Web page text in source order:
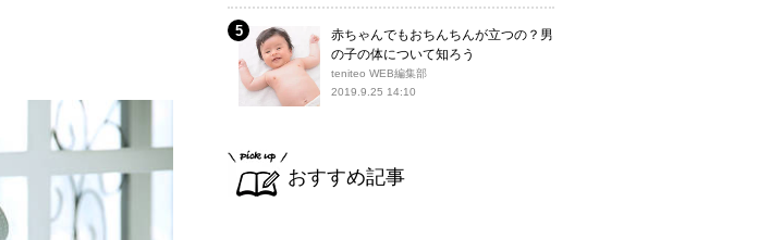
赤ちゃんでもおちんちんが立つの？男
の子の体について知ろう
teniteo WEB編集部
2019.9.25 14:10
おすすめ記事